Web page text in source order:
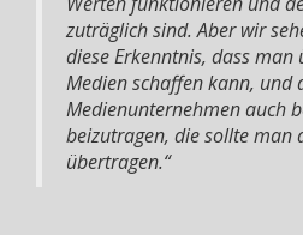
zuträglich sind. Aber wir
diese Erkenntnis, dass man
Medien schaffen kann, und
Medienunternehmen auch
beizutragen, die sollte man
übertragen.“